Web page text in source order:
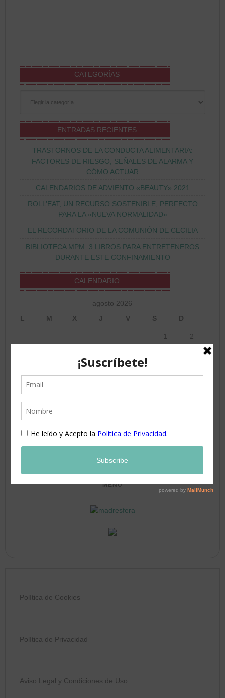
CATEGORÍAS
ENTRADAS RECIENTES
TRASTORNOS DE LA CONDUCTA ALIMENTARIA:
FACTORES DE RIESGO, SEÑALES DE ALARMA Y
CÓMO ACTUAR
CALENDARIOS DE ADVIENTO «BEAUTY» 2021
ROLL’EAT, UN RECURSO SOSTENIBLE, PERFECTO
PARA LA «NUEVA NORMALIDAD»
EL RECORDATORIO DE LA COMUNIÓN DE CECILIA
BIBLIOTECA MPM: 3 LIBROS PARA ENTRETENEROS
DURANTE ESTE CONFINAMIENTO
CALENDARIO
agosto 2026
L
M X J V S D
1 2
5
10 11 12 13 14 15 16
24 25 26 27 28 29 30
Política de Cookies
Política de Privacidad
Aviso Legal y Condiciones de Uso